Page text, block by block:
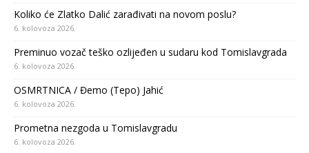
Koliko će Zlatko Dalić zarađivati na novom poslu?
6. kolovoza 2026.
Preminuo vozač teško ozlijeđen u sudaru kod Tomislavgrada
6. kolovoza 2026.
OSMRTNICA / Đemo (Tepo) Jahić
6. kolovoza 2026.
Prometna nezgoda u Tomislavgradu
6. kolovoza 2026.